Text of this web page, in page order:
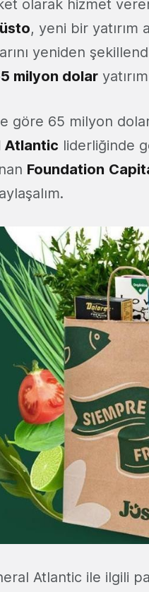
olarak hizmet
, yeni bir yatırım
yeniden
milyon dolar
göre 65 milyon
Atlantic liderliğinde
Foundation
Atlantic ile ilgili